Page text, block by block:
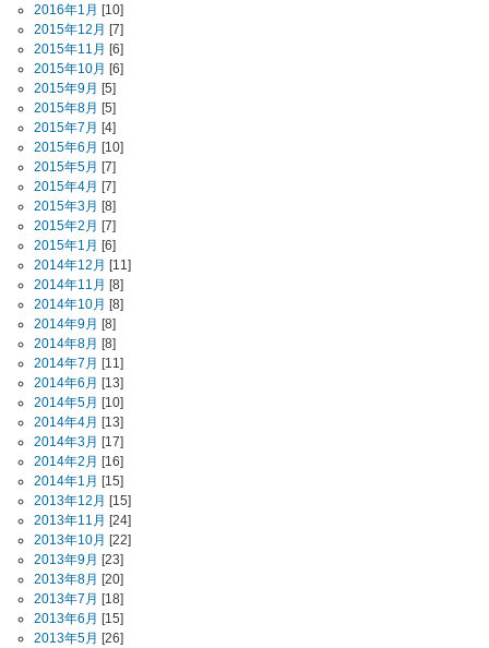
2016年1月 [10]
2015年12月 [7]
2015年11月 [6]
2015年10月 [6]
2015年9月 [5]
2015年8月 [5]
2015年7月 [4]
2015年6月 [10]
2015年5月 [7]
2015年4月 [7]
2015年3月 [8]
2015年2月 [7]
2015年1月 [6]
2014年12月 [11]
2014年11月 [8]
2014年10月 [8]
2014年9月 [8]
2014年8月 [8]
2014年7月 [11]
2014年6月 [13]
2014年5月 [10]
2014年4月 [13]
2014年3月 [17]
2014年2月 [16]
2014年1月 [15]
2013年12月 [15]
2013年11月 [24]
2013年10月 [22]
2013年9月 [23]
2013年8月 [20]
2013年7月 [18]
2013年6月 [15]
2013年5月 [26]